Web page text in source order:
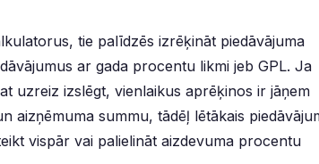
tie palīdzēs izrēķināt piedāvājuma
ar gada procentu likmi jeb GPL. Ja
uzreiz izslēgt, vienlaikus aprēķinos ir jāņem
summu, tādēļ lētākais
vispār vai palielināt aizdevuma procentu